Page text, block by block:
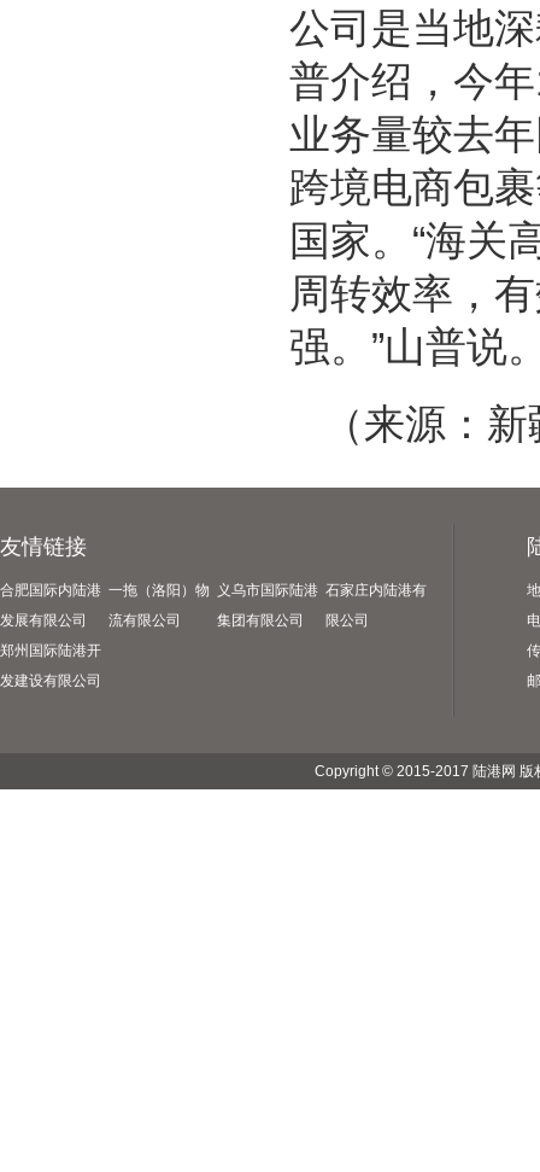
公司是当地
普介绍，今
业务量较去
跨境电商包
国家。“海关
周转效率，
强。”山普说
（来源：
友情链接
合肥国际内陆港
发展有限公司
一拖（洛阳）物
流有限公司
义乌市国际陆港
集团有限公司
石家庄内陆港有
限公司
郑州国际陆港开
发建设有限公司
Copyright © 2015-2017 陆港网 版